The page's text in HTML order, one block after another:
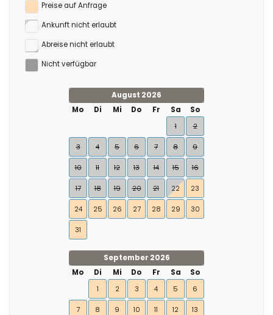
Preise auf Anfrage
Ankunft nicht erlaubt
Abreise nicht erlaubt
Nicht verfügbar
August 2026
Mo
Di Mi Do Fr Sa
So
1
2
3 4 5 6 7 8 9
10 11 12 13 14 15 16
17 18 19 20 21 22 23
24 25 26 27 28 29 30
31
September 2026
Mo
Di Mi Do Fr Sa
So
1
2 3 4 5 6
7 8 9 10 11 12 13